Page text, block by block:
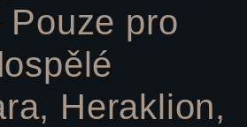
Pouze pro
Heraklion,